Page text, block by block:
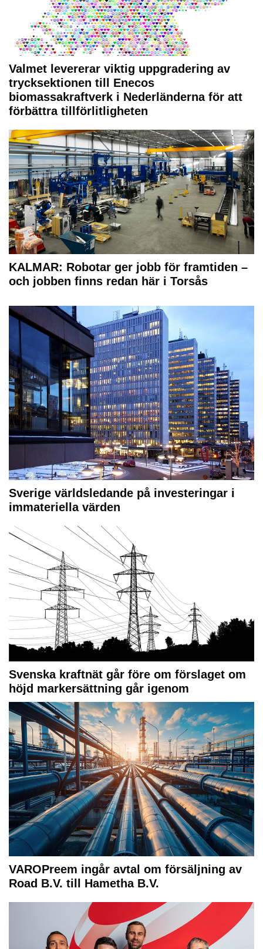
Valmet levererar viktig uppgradering av
trycksektionen till Enecos
biomassakraftverk i Nederländerna för att
förbättra tillförlitligheten
KALMAR: Robotar ger jobb för framtiden –
och jobben finns redan här i Torsås
Sverige världsledande på investeringar i
immateriella värden
Svenska kraftnät går före om förslaget om
höjd markersättning går igenom
VAROPreem ingår avtal om försäljning av
Road B.V. till Hametha B.V.